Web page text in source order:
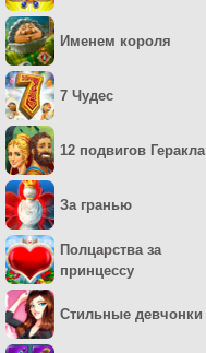
Именем короля
7 Чудес
12 подвигов Геракла
За гранью
Полцарства за
принцессу
Стильные девчонки